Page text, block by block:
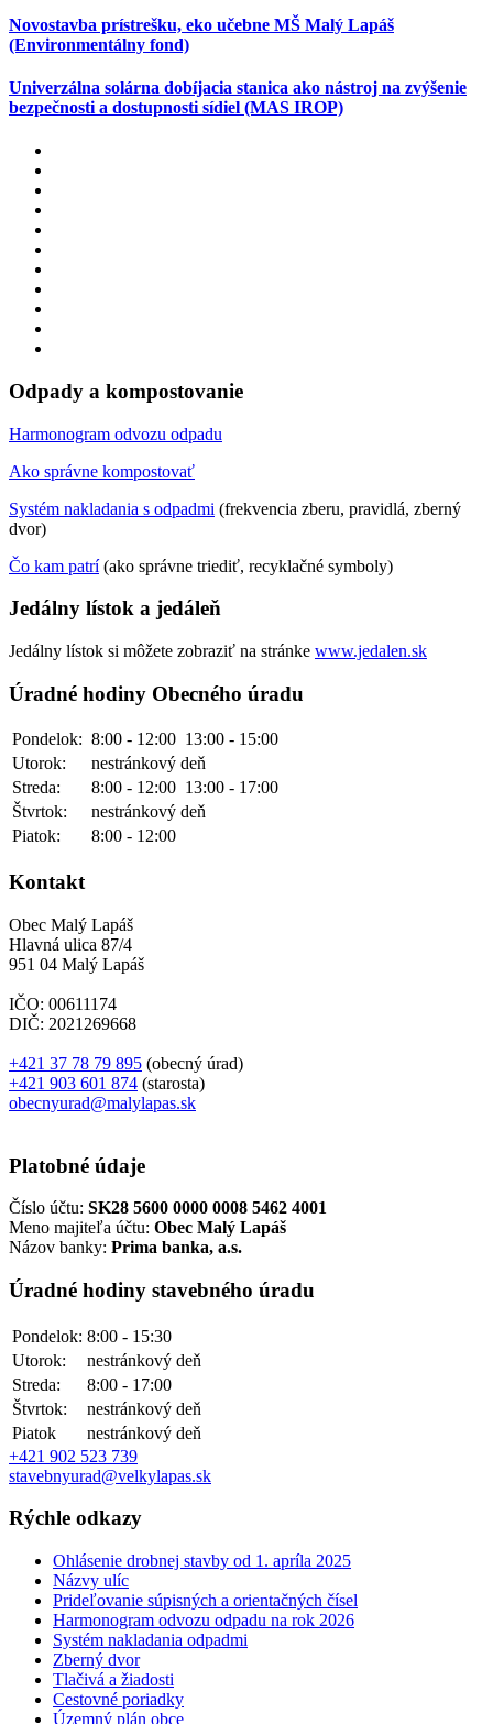
Novostavba prístrešku, eko učebne MŠ Malý Lapáš
(Environmentálny fond)
Univerzálna solárna dobíjacia stanica ako nástroj na zvýšenie
bezpečnosti a dostupnosti sídiel (MAS IROP)
Odpady a kompostovanie
Harmonogram odvozu odpadu
Ako správne kompostovať
Systém nakladania s odpadmi (frekvencia zberu, pravidlá, zberný
dvor)
Čo kam patrí(ako správne triediť, recyklačné symboly)
Jedálny lístok a jedáleň
Jedálny lístok si môžete zobraziť na stránke www.jedalen.sk
Úradné hodiny Obecného úradu
Pondelok: 8:00 - 12:00 13:00 - 15:00
Utorok:
nestránkový deň
Streda:
8:00 - 12:00 13:00 - 17:00
Štvrtok:
nestránkový deň
Piatok:
8:00 - 12:00
Kontakt
Obec Malý Lapáš
Hlavná ulica 87/4
951 04 Malý Lapáš
IČO: 00611174
DIČ: 2021269668
+421 37 78 79 895 (obecný úrad)
+421 903 601 874 (starosta)
obecnyurad@malylapas.sk
Platobné údaje
Číslo účtu: SK28 5600 0000 0008 5462 4001
Meno majiteľa účtu: Obec Malý Lapáš
Názov banky: Prima banka, a.s.
Úradné hodiny stavebného úradu
Pondelok: 8:00 - 15:30
Utorok:
nestránkový deň
Streda:
8:00 - 17:00
Štvrtok:
nestránkový deň
Piatok
nestránkový deň
+421 902 523 739
stavebnyurad@velkylapas.sk
Rýchle odkazy
Ohlásenie drobnej stavby od 1. apríla 2025
Názvy ulíc
Prideľovanie súpisných a orientačných čísel
Harmonogram odvozu odpadu na rok 2026
Systém nakladania odpadmi
Zberný dvor
Tlačivá a žiadosti
Cestovné poriadky
Územný plán obce